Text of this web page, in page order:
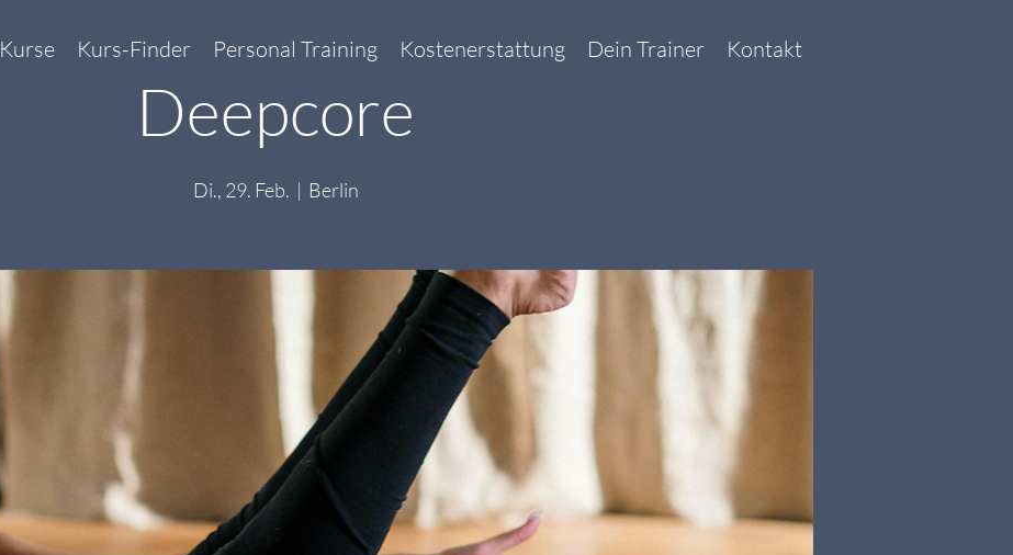
Deepcore
Di., 29. Feb.
  |
Berlin
Kurse Kurs-Finder Personal Training Kostenerstattung Dein Trainer Kontakt